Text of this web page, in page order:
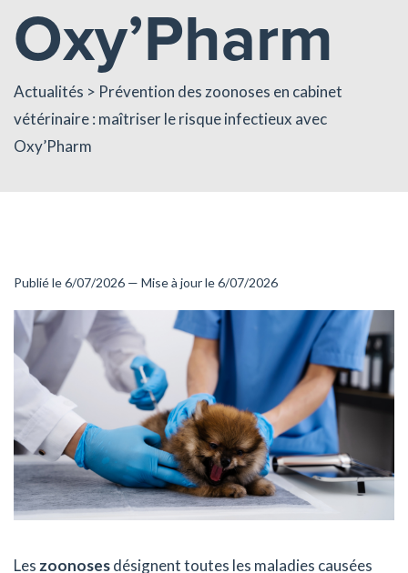
Oxy’Pharm
Actualités > Prévention des zoonoses en cabinet
vétérinaire : maîtriser le risque infectieux avec
Oxy’Pharm
Publié le 6/07/2026 — Mise à jour le 6/07/2026
Les zoonosesdésignent toutes les maladies causées